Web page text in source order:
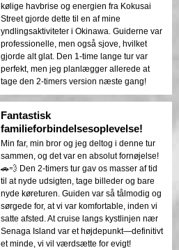
kølige havbrise og energien fra Kokusai
Street gjorde dette til en af mine
yndlingsaktiviteter i Okinawa. Guiderne var
professionelle, men også sjove, hvilket
gjorde alt glat. Den 1-time lange tur var
perfekt, men jeg planlægger allerede at
tage den 2-timers version næste gang!
Fantastisk
familieforbindelsesoplevelse!
Min far, min bror og jeg deltog i denne tur
sammen, og det var en absolut fornøjelse!
🚗💨 Den 2-timers tur gav os masser af tid
til at nyde udsigten, tage billeder og bare
nyde køreturen. Guiden var så tålmodig og
sørgede for, at vi var komfortable, inden vi
satte afsted. At cruise langs kystlinjen nær
Senaga Island var et højdepunkt—definitivt
et minde, vi vil værdsætte for evigt!